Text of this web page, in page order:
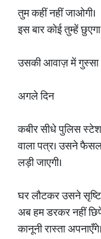
तुम कहीं नहीं जाओगी।
इस बार कोई तुम्हें छुएगा
उसकी आवाज़ में गुस्सा
अगले दिन
कबीर सीधे पुलिस
वाला पत्र। उसने
लड़ी जाएगी।
घर लौटकर उसने
अब हम डरकर नहीं
कानूनी रास्ता अपनाएँगे।